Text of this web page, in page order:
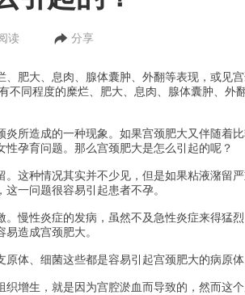
读 分享
肥大、息肉、腺体囊肿、外翻等表现，或见宫
不同程度的糜烂、肥大、息肉、腺体囊肿、外
所造成的一种现象。如果宫颈肥大又伴随着比
孕育问题。那么宫颈肥大是怎么引起的呢？
这种情况其实并不少见，但是如果粘液潴留严
一问题很容易引起患者不孕。
慢性炎症的发病，虽然不及急性炎症来得猛烈
造成宫颈肥大。
、细菌这些都是容易引起宫颈肥大的病原体
增生，就是因为宫腔淤血而导致的，然而这个